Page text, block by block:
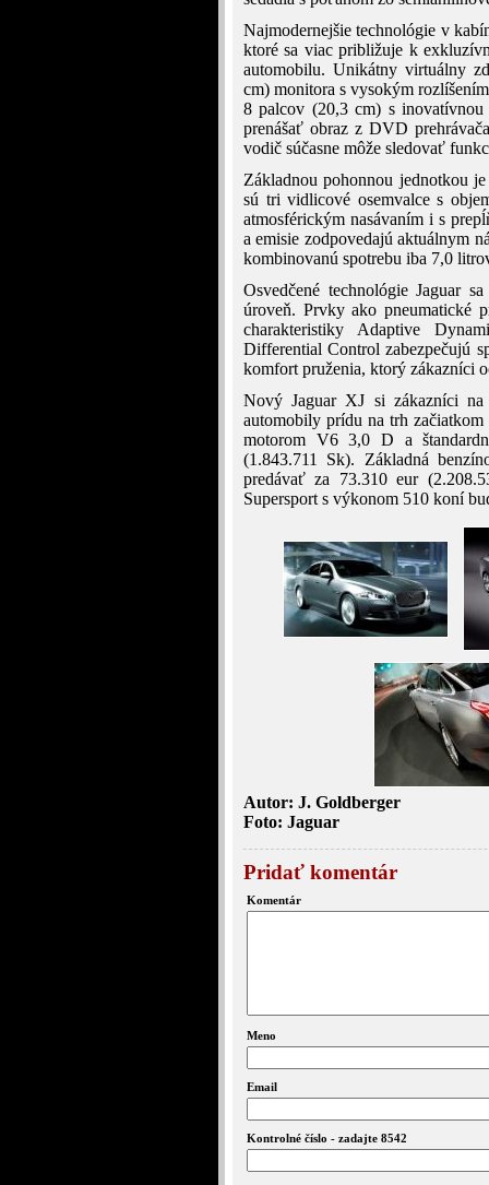
Najmodernejšie technológie v
ktoré sa viac približuje k
automobilu. Unikátny virtuálny
cm) monitora s vysokým
8 palcov (20,3 cm) s
prenášať obraz z DVD
vodič súčasne môže sledovať
Základnou pohonnou jednotkou
sú tri vidlicové osemvalce s
atmosférickým nasávaním i s
a emisie zodpovedajú aktuálnym
kombinovanú spotrebu iba 7,0
Osvedčené technológie Jaguar
úroveň. Prvky ako pneumatické
charakteristiky Adaptive
Differential Control zabezpečujú
komfort pruženia, ktorý zákazníci
Nový Jaguar XJ si zákazníci
automobily prídu na trh
motorom V6 3,0 D a
(1.843.711 Sk). Základná
predávať za 73.310 eur
Supersport s výkonom 510 koní
Autor: J. Goldberger
Foto: Jaguar
Pridať komentár
Komentár
Meno
Email
Kontrolné číslo - zadajte 8542